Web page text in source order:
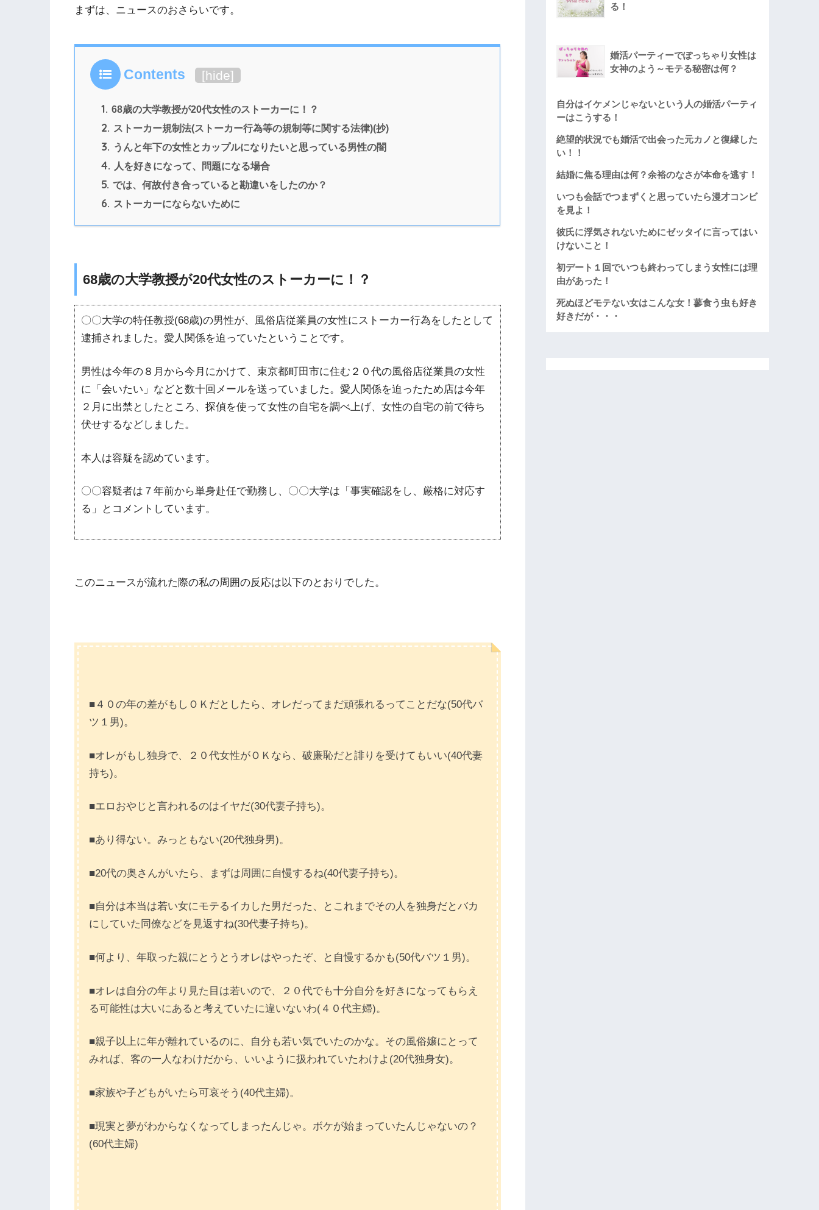
まずは、ニュースのおさらいです。
Contents [hide]
1. 68歳の大学教授が20代女性のストーカーに！？
2. ストーカー規制法(ストーカー行為等の規制等に関する法律)(抄)
3. うんと年下の女性とカップルになりたいと思っている男性の闇
4. 人を好きになって、問題になる場合
5. では、何故付き合っていると勘違いをしたのか？
6. ストーカーにならないために
68歳の大学教授が20代女性のストーカーに！？
〇〇大学の特任教授(68歳)の男性が、風俗店従業員の女性にストーカー行為をしたとして
逮捕されました。愛人関係を迫っていたということです。
男性は今年の８月から今月にかけて、東京都町田市に住む２０代の風俗店従業員の女性
に「会いたい」などと数十回メールを送っていました。愛人関係を迫ったため店は今年
２月に出禁としたところ、探偵を使って女性の自宅を調べ上げ、女性の自宅の前で待ち
伏せするなどしました。
本人は容疑を認めています。
〇〇容疑者は７年前から単身赴任で勤務し、〇〇大学は「事実確認をし、厳格に対応す
る」とコメントしています。
このニュースが流れた際の私の周囲の反応は以下のとおりでした。
■４０の年の差がもしＯＫだとしたら、オレだってまだ頑張れるってことだな(50代バ
ツ１男)。
■オレがもし独身で、２０代女性がＯＫなら、破廉恥だと誹りを受けてもいい(40代妻
持ち)。
■エロおやじと言われるのはイヤだ(30代妻子持ち)。
■あり得ない。みっともない(20代独身男)。
■20代の奥さんがいたら、まずは周囲に自慢するね(40代妻子持ち)。
■自分は本当は若い女にモテるイカした男だった、とこれまでその人を独身だとバカ
にしていた同僚などを見返すね(30代妻子持ち)。
■何より、年取った親にとうとうオレはやったぞ、と自慢するかも(50代バツ１男)。
■オレは自分の年より見た目は若いので、２０代でも十分自分を好きになってもらえ
る可能性は大いにあると考えていたに違いないわ(４０代主婦)。
■親子以上に年が離れているのに、自分も若い気でいたのかな。その風俗嬢にとって
みれば、客の一人なわけだから、いいように扱われていたわけよ(20代独身女)。
■家族や子どもがいたら可哀そう(40代主婦)。
■現実と夢がわからなくなってしまったんじゃ。ボケが始まっていたんじゃないの？
(60代主婦)
る！
婚活パーティーでぽっちゃり女性は
女神のよう～モテる秘密は何？
自分はイケメンじゃないという人の婚活パーティ
ーはこうする！
絶望的状況でも婚活で出会った元カノと復縁した
い！！
結婚に焦る理由は何？余裕のなさが本命を逃す！
いつも会話でつまずくと思っていたら漫才コンビ
を見よ！
彼氏に浮気されないためにゼッタイに言ってはい
けないこと！
初デート１回でいつも終わってしまう女性には理
由があった！
死ぬほどモテない女はこんな女！蓼食う虫も好き
好きだが・・・